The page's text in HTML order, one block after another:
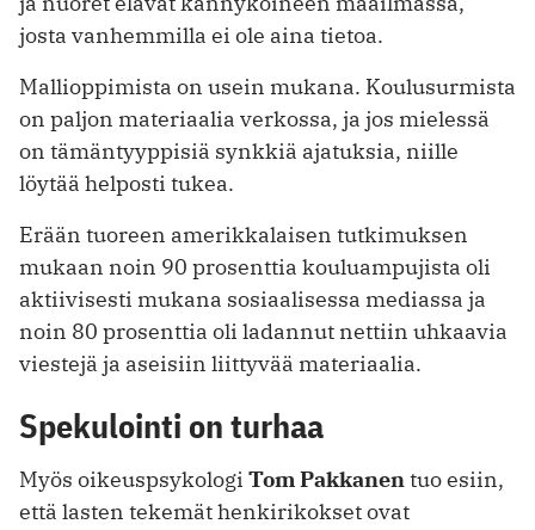
josta vanhemmilla ei ole aina tietoa.
Mallioppimista on usein mukana. Koulusurmista
on paljon materiaalia verkossa, ja jos mielessä
on tämäntyyppisiä synkkiä ajatuksia, niille
löytää helposti tukea.
Erään tuoreen amerikkalaisen tutkimuksen
mukaan noin 90 prosenttia kouluampujista oli
aktiivisesti mukana sosiaalisessa mediassa ja
noin 80 prosenttia oli ladannut nettiin uhkaavia
viestejä ja aseisiin liittyvää materiaalia.
Spekulointi on turhaa
Myös oikeuspsykologi Tom Pakkanentuo esiin,
että lasten tekemät henkirikokset ovat